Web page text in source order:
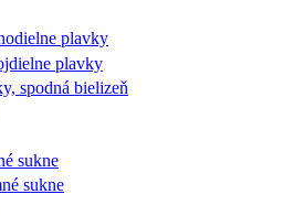
plavky
plavky
spodná bielizeň
sukne
sukne